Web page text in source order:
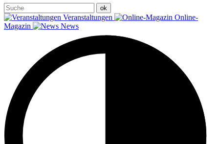
Veranstaltungen
Online-
Magazin
News